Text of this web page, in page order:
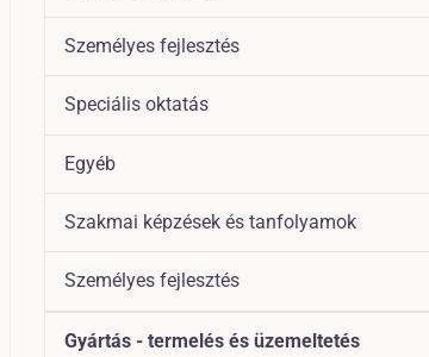
Személyes fejlesztés
Speciális oktatás
Egyéb
Szakmai képzések és tanfolyamok
Személyes fejlesztés
Gyártás - termelés és üzemeltetés